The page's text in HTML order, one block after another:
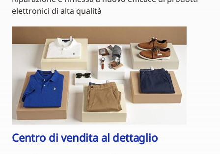
elettronici di alta qualità
Centro di vendita al dettaglio